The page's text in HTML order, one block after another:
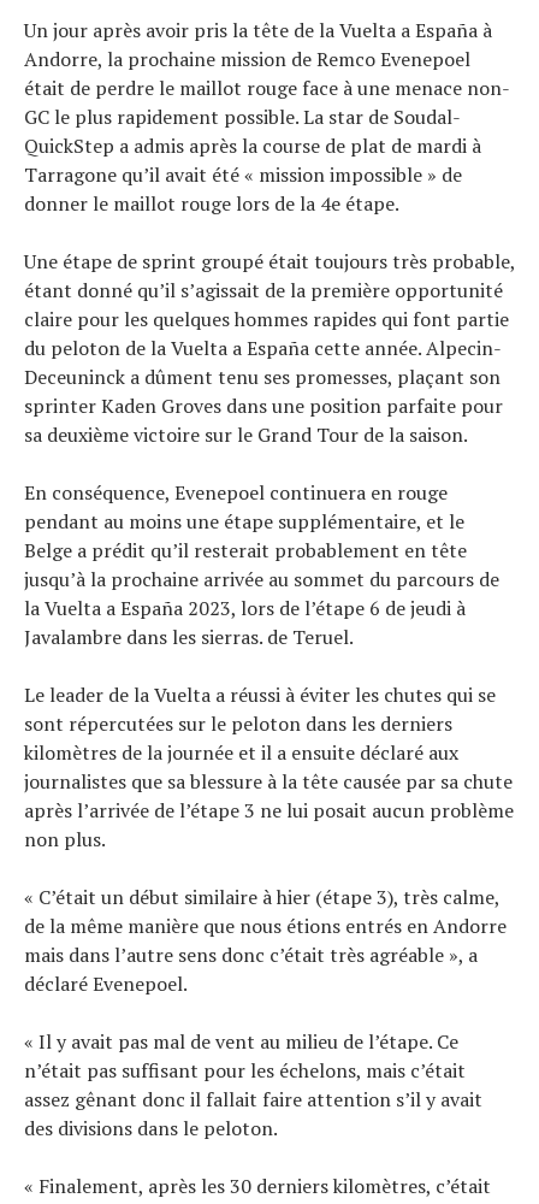
Un jour après avoir pris la tête de la Vuelta a España à
Andorre, la prochaine mission de Remco Evenepoel
était de perdre le maillot rouge face à une menace non-
GC le plus rapidement possible. La star de Soudal-
QuickStep a admis après la course de plat de mardi à
Tarragone qu’il avait été « mission impossible » de
donner le maillot rouge lors de la 4e étape.
Une étape de sprint groupé était toujours très probable,
étant donné qu’il s’agissait de la première opportunité
claire pour les quelques hommes rapides qui font partie
du peloton de la Vuelta a España cette année. Alpecin-
Deceuninck a dûment tenu ses promesses, plaçant son
sprinter Kaden Groves dans une position parfaite pour
sa deuxième victoire sur le Grand Tour de la saison.
En conséquence, Evenepoel continuera en rouge
pendant au moins une étape supplémentaire, et le
Belge a prédit qu’il resterait probablement en tête
jusqu’à la prochaine arrivée au sommet du parcours de
la Vuelta a España 2023, lors de l’étape 6 de jeudi à
Javalambre dans les sierras. de Teruel.
Le leader de la Vuelta a réussi à éviter les chutes qui se
sont répercutées sur le peloton dans les derniers
kilomètres de la journée et il a ensuite déclaré aux
journalistes que sa blessure à la tête causée par sa chute
après l’arrivée de l’étape 3 ne lui posait aucun problème
non plus.
« C’était un début similaire à hier (étape 3), très calme,
de la même manière que nous étions entrés en Andorre
mais dans l’autre sens donc c’était très agréable », a
déclaré Evenepoel.
« Il y avait pas mal de vent au milieu de l’étape. Ce
n’était pas suffisant pour les échelons, mais c’était
assez gênant donc il fallait faire attention s’il y avait
des divisions dans le peloton.
« Finalement, après les 30 derniers kilomètres, c’était
Tous nos articles
À propos